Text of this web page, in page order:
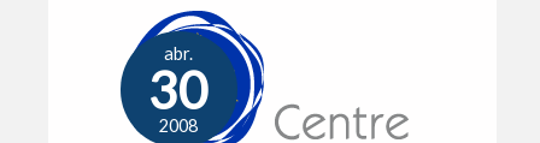
abr.
30
2008